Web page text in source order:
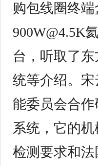
购包线圈终
900W@4.5K
台，听取了
统等介绍。
能委员会合
系统，它的
检测要求和